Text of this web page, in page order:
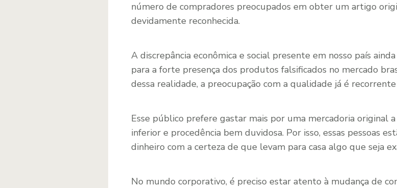
número de compradores preocupados em obter um artigo
devidamente reconhecida.
A discrepância econômica e social presente em nosso país
para a forte presença dos produtos falsificados no mercado
dessa realidade, a preocupação com a qualidade já é
Esse público prefere gastar mais por uma mercadoria original
inferior e procedência bem duvidosa. Por isso, essas pessoas
dinheiro com a certeza de que levam para casa algo que seja
No mundo corporativo, é preciso estar atento à mudança de